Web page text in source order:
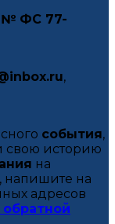
ФС 77-
,
события,
свою историю
на
напишите на
адресов